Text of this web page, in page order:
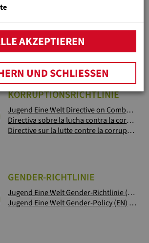
Jugend Eine Welt Kinderschutzrichtlinie (DE)
Jugend Eine Welt Directiva de proteccion de ninos (ES)
Jugend Eine Welt Directive sur la Protection des Enfants (FR)
KORRUPTIONSRICHTLINIE
Jugend Eine Welt Directive on Combatting Corruption (EN)
Directiva sobre la lucha contra la corrupcion (ES)
Directive sur la lutte contre la corruption (FR)
GENDER-RICHTLINIE
Jugend Eine Welt Gender-Richtlinie (DE)
Jugend Eine Welt Gender-Policy (EN)
AKZEPTIEREN
UND SCHLIESSEN